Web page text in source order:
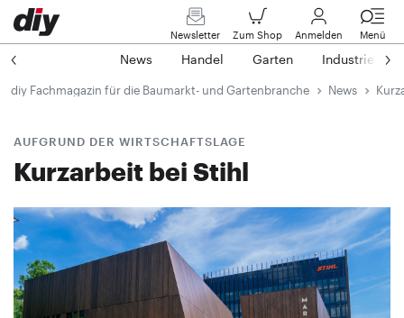
Newsletter Zum Shop Anmelden Menü
News Handel Garten Industrie
diy Fachmagazin für die Baumarkt- und Gartenbranche News
AUFGRUND DER WIRTSCHAFTSLAGE
Kurzarbeit bei Stihl